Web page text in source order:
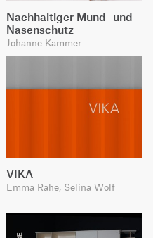
Nachhaltiger Mund- und
Nasenschutz
Johanne Kammer
VIKA
Emma Rahe, Selina Wolf